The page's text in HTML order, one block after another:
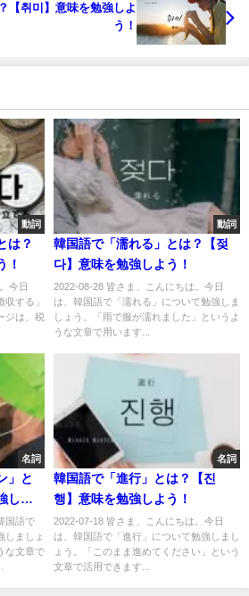
【취미】意味を勉強しよ
う！
動詞
は？
！
今日
する」
ジは、税
動詞
韓国語で「濡れる」とは？【젖
다】意味を勉強しよう！
2022-08-28 皆さま、こんにちは。今日
は、韓国語で「濡れる」について勉強しま
しょう。「雨で服が濡れました」というよ
うな文章で用います...
名詞
」と
しよ
国語で
しましょ
な文章で
名詞
韓国語で「進行」とは？【진
행】意味を勉強しよう！
2022-07-18 皆さま、こんにちは。今日
は、韓国語で「進行」について勉強しまし
ょう。「このまま進めてください」という
文章で活用できます...